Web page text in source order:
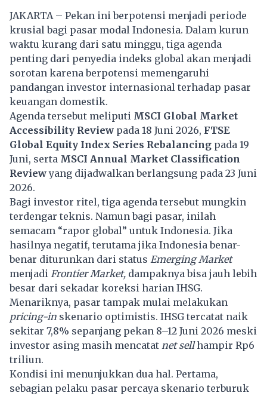
JAKARTA – Pekan ini berpotensi menjadi periode
krusial bagi pasar modal Indonesia. Dalam kurun
waktu kurang dari satu minggu, tiga agenda
penting dari penyedia indeks global akan menjadi
sorotan karena berpotensi memengaruhi
pandangan investor internasional terhadap pasar
keuangan domestik.
Agenda tersebut meliputi MSCI Global Market
Accessibility Review pada 18 Juni 2026, FTSE
Global Equity Index Series Rebalancing pada 19
Juni, serta MSCI Annual Market Classification
Reviewyang dijadwalkan berlangsung pada 23 Juni
2026.
Bagi investor ritel, tiga agenda tersebut mungkin
terdengar teknis. Namun bagi pasar, inilah
semacam “rapor global” untuk Indonesia. Jika
hasilnya negatif, terutama jika Indonesia benar-
benar diturunkan dari status Emerging Market
menjadi Frontier Market, dampaknya bisa jauh lebih
besar dari sekadar koreksi harian IHSG.
Menariknya, pasar tampak mulai melakukan
pricing-in skenario optimistis. IHSG tercatat naik
sekitar 7,8% sepanjang pekan 8–12 Juni 2026 meski
investor asing masih mencatat net sellhampir Rp6
triliun.
Kondisi ini menunjukkan dua hal. Pertama,
sebagian pelaku pasar percaya skenario terburuk